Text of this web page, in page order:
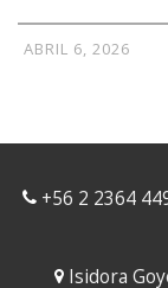
ABRIL 6, 2026
+56 2 2364
Isidora